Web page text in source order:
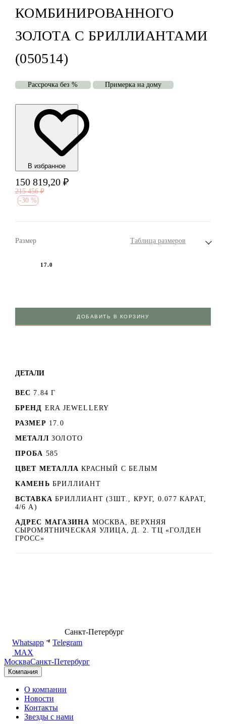
КОМБИНИРОВАННОГО
ЗОЛОТА С БРИЛЛИАНТАМИ
(050514)
Рассрочка без % Примерка на дому
В избранноe
150 819,20 ₽
215 456 ₽
-30 %
Размер Таблица размеров
17.0
ДОБАВИТЬ В КОРЗИНУ
ДЕТАЛИ
ВЕС 7.84 Г
БРЕНД ERA JEWELLERY
РАЗМЕР 17.0
МЕТАЛЛ ЗОЛОТО
ПРОБА 585
ЦВЕТ МЕТАЛЛА КРАСНЫЙ C БЕЛЫМ
КАМЕНЬ БРИЛЛИАНТ
ВСТАВКА БРИЛЛИАНТ (3ШТ., КРУГ, 0.077 КАРАТ,
4/6 А)
АДРЕС МАГАЗИНА МОСКВА, ВЕРХНЯЯ
СЫРОМЯТНИЧЕСКАЯ УЛИЦА, Д. 2. ТЦ «ГОЛДЕН
ГРОСС»
Санкт-Петербург
Whatsapp
Telegram
MAX
МоскваСанкт-Петербург
Компания
О компании
Новости
Контакты
Звезды с нами